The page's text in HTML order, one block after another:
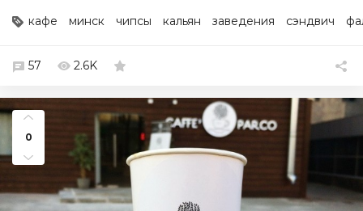
кафе минск чипсы кальян заведения сэндвич
57 2.6K
0